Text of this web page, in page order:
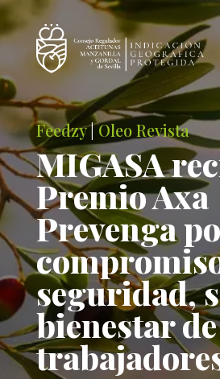
Feedzy|Oleo Revista
MIGASA
Premio Axa
Prevenga
seguridad,
bienestar